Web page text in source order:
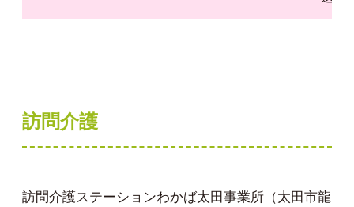
訪問介護
訪問介護ステーションわかば太田事業所（太田市龍